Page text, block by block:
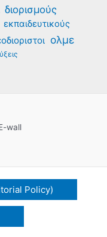
διορισμούς
εκπαιδευτικούς
ολμε
wall
Policy)